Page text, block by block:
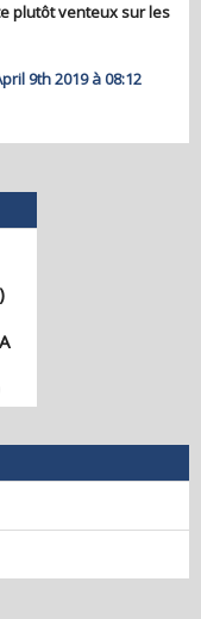
plutôt venteux sur les
9th 2019 à 08:12